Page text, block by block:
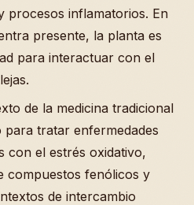
procesos inflamatorios. En
presente, la planta es
para interactuar con el
de la medicina tradicional
para tratar enfermedades
con el estrés oxidativo,
compuestos fenólicos y
de intercambio